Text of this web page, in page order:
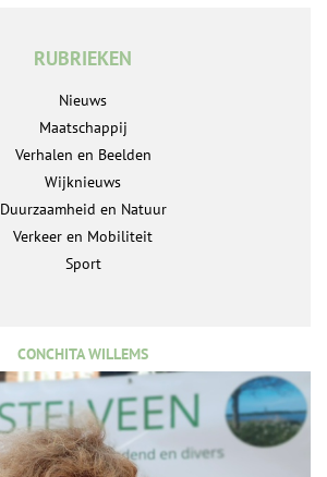
RUBRIEKEN
Nieuws
Maatschappij
Verhalen en Beelden
Wijknieuws
Duurzaamheid en Natuur
Verkeer en Mobiliteit
Sport
CONCHITA WILLEMS